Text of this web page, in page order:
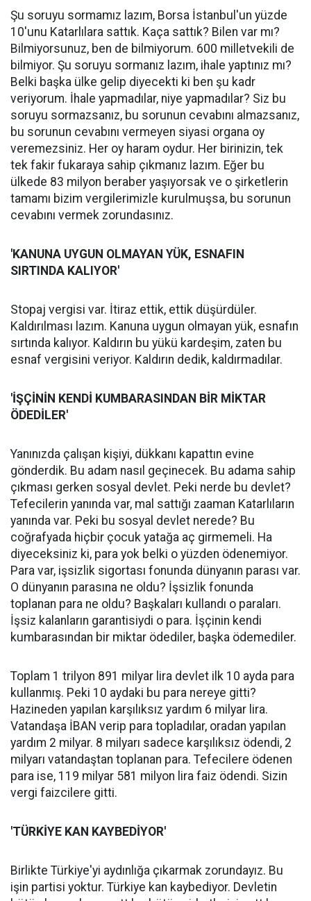
Şu soruyu sormamız lazım, Borsa İstanbul'un yüzde
10'unu Katarlılara sattık. Kaça sattık? Bilen var mı?
Bilmiyorsunuz, ben de bilmiyorum. 600 milletvekili de
bilmiyor. Şu soruyu sormanız lazım, ihale yaptınız mı?
Belki başka ülke gelip diyecekti ki ben şu kadr
veriyorum. İhale yapmadılar, niye yapmadılar? Siz bu
soruyu sormazsanız, bu sorunun cevabını almazsanız,
bu sorunun cevabını vermeyen siyasi organa oy
veremezsiniz. Her oy haram oydur. Her birinizin, tek
tek fakir fukaraya sahip çıkmanız lazım. Eğer bu
ülkede 83 milyon beraber yaşıyorsak ve o şirketlerin
tamamı bizim vergilerimizle kurulmuşsa, bu sorunun
cevabını vermek zorundasınız.
'KANUNA UYGUN OLMAYAN YÜK, ESNAFIN
SIRTINDA KALIYOR'
Stopaj vergisi var. İtiraz ettik, ettik düşürdüler.
Kaldırılması lazım. Kanuna uygun olmayan yük, esnafın
sırtında kalıyor. Kaldırın bu yükü kardeşim, zaten bu
esnaf vergisini veriyor. Kaldırın dedik, kaldırmadılar.
'İŞÇİNİN KENDİ KUMBARASINDAN BİR MİKTAR
ÖDEDİLER'
Yanınızda çalışan kişiyi, dükkanı kapattın evine
gönderdik. Bu adam nasıl geçinecek. Bu adama sahip
çıkması gerken sosyal devlet. Peki nerde bu devlet?
Tefecilerin yanında var, mal sattığı zaaman Katarlıların
yanında var. Peki bu sosyal devlet nerede? Bu
coğrafyada hiçbir çocuk yatağa aç girmemeli. Ha
diyeceksiniz ki, para yok belki o yüzden ödenemiyor.
Para var, işsizlik sigortası fonunda dünyanın parası var.
O dünyanın parasına ne oldu? İşsizlik fonunda
toplanan para ne oldu? Başkaları kullandı o paraları.
İşsiz kalanların garantisiydi o para. İşçinin kendi
kumbarasından bir miktar ödediler, başka ödemediler.
Toplam 1 trilyon 891 milyar lira devlet ilk 10 ayda para
kullanmış. Peki 10 aydaki bu para nereye gitti?
Hazineden yapılan karşılıksız yardım 6 milyar lira.
Vatandaşa İBAN verip para topladılar, oradan yapılan
yardım 2 milyar. 8 milyarı sadece karşılıksız ödendi, 2
milyarı vatandaştan toplanan para. Tefecilere ödenen
para ise, 119 milyar 581 milyon lira faiz ödendi. Sizin
vergi faizcilere gitti.
'TÜRKİYE KAN KAYBEDİYOR'
Birlikte Türkiye'yi aydınlığa çıkarmak zorundayız. Bu
işin partisi yoktur. Türkiye kan kaybediyor. Devletin